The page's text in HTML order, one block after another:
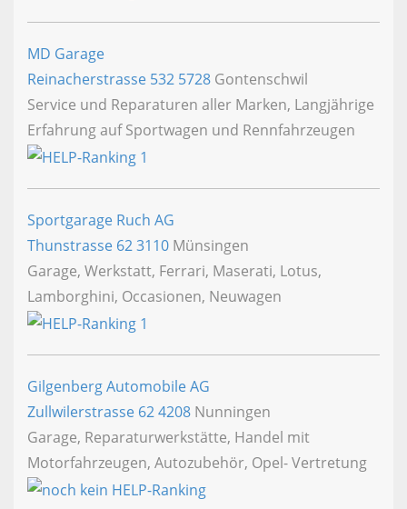
MD Garage
Reinacherstrasse 532 5728 Gontenschwil
Service und Reparaturen aller Marken, Langjährige
Erfahrung auf Sportwagen und Rennfahrzeugen
Sportgarage Ruch AG
Thunstrasse 623110 Münsingen
Garage, Werkstatt, Ferrari, Maserati, Lotus,
Lamborghini, Occasionen, Neuwagen
Gilgenberg Automobile AG
Zullwilerstrasse 624208 Nunningen
Garage, Reparaturwerkstätte, Handel mit
Motorfahrzeugen, Autozubehör, Opel- Vertretung